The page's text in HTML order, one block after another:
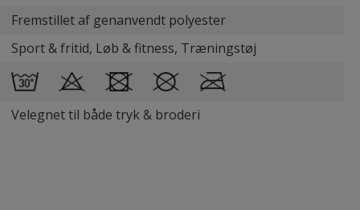
Fremstillet af genanvendt polyester
Sport & fritid, Løb & fitness, Træningstøj
Velegnet til både tryk & broderi